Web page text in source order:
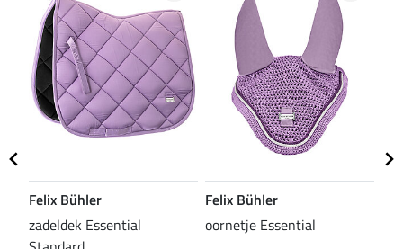
Felix Bühler
zadeldek Essential
Felix Bühler
oornetje Essential